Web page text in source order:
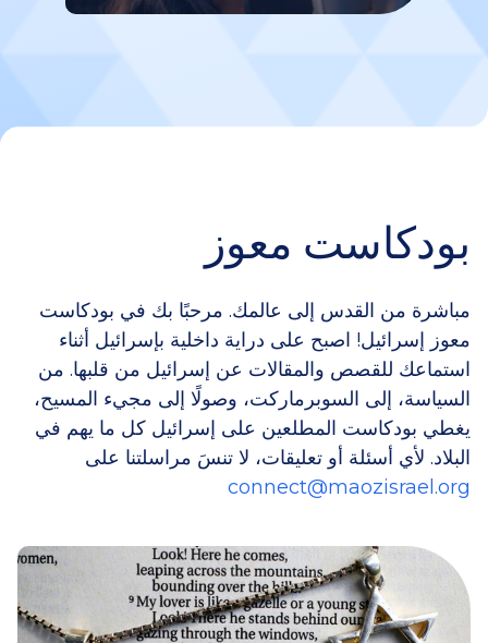
بودكاست معوز
مباشرة من القدس إلى عالمك. مرحبًا بك في بودكاست
معوز إسرائيل! اصبح على دراية داخلية بإسرائيل أثناء
استماعك للقصص والمقالات عن إسرائيل من قلبها. من
السياسة، إلى السوبرماركت، وصولًا إلى مجيء المسيح،
يغطي بودكاست المطلعين على إسرائيل كل ما يهم في
البلاد. لأي أسئلة أو تعليقات، لا تنسَ مراسلتنا على
connect@maozisrael.org